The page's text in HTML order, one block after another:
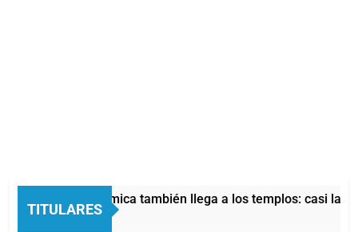
TITULARES
crisis económica también llega a los templos: casi la
Horas Atrás